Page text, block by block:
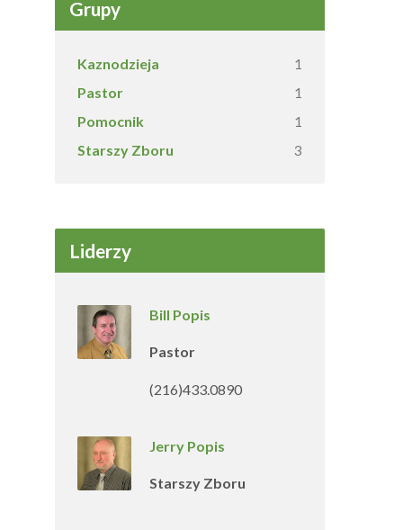
Grupy
Kaznodzieja 1
Pastor 1
Pomocnik 1
Starszy Zboru 3
Liderzy
Bill Popis
Pastor
(216)433.0890
Jerry Popis
Starszy Zboru